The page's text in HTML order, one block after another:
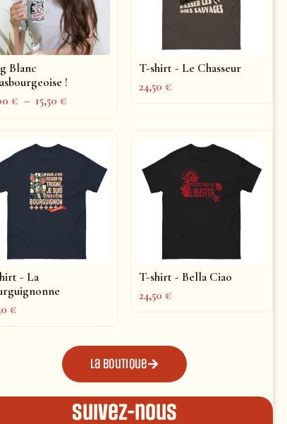
Blanc
!
€ – 15,50€
T-shirt - Le Chasseur
24,50€
- La
€
T-shirt - Bella Ciao
24,50€
La boutique
Suivez-nous